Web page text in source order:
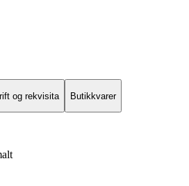
og rekvisita Butikkvarer